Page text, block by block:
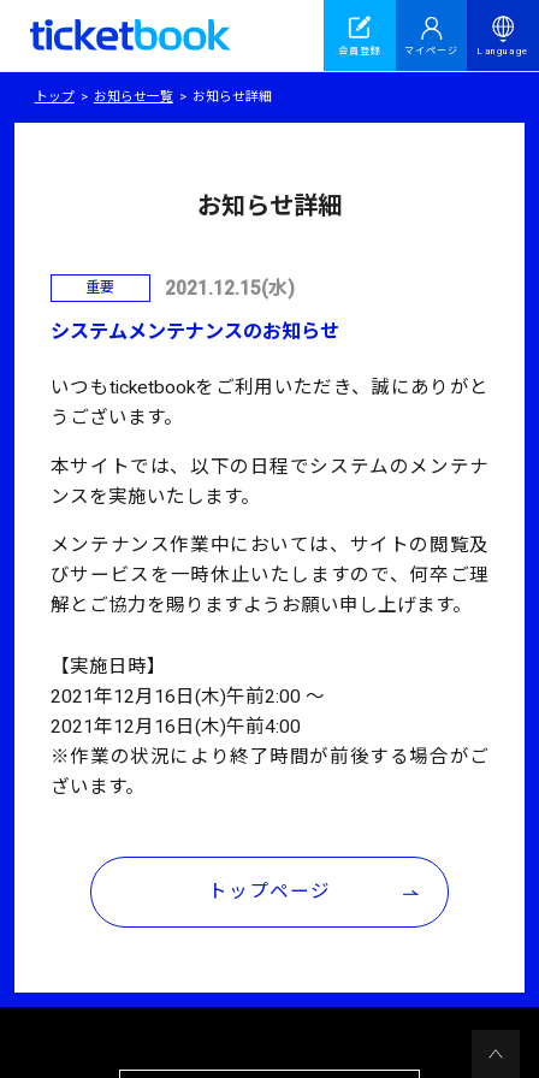
会員登録 マイページ Language
トップ お知らせ一覧 お知らせ詳細
お知らせ詳細
重要
2021.12.15(水)
システムメンテナンスのお知らせ
いつもticketbookをご利用いただき、誠にありがと
うございます。
本サイトでは、以下の日程でシステムのメンテナ
ンスを実施いたします。
メンテナンス作業中においては、サイトの閲覧及
びサービスを一時休止いたしますので、何卒ご理
解とご協力を賜りますようお願い申し上げます。
【実施日時】
2021年12月16日(木)午前2:00 ～
2021年12月16日(木)午前4:00
※作業の状況により終了時間が前後する場合がご
ざいます。
トップページ